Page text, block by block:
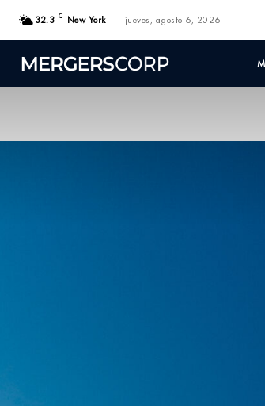
32.3 C New York jueves, agosto 6, 2026